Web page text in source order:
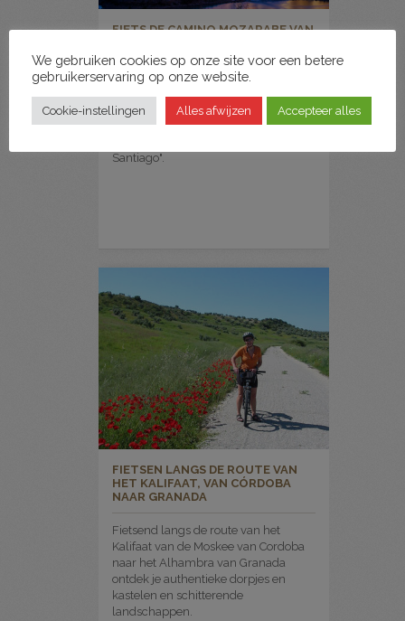
FIETS DE CAMINO MOZARABE VAN
Op deze fietstocht fiets je door het
olijfbomen en kliene dorpjes van
Granada naar Córdoba via de
Santiago".
FIETSEN LANGS DE ROUTE VAN
HET KALIFAAT, VAN CÓRDOBA
NAAR GRANADA
Fietsend langs de route van het
Kalifaat van de Moskee van Cordoba
naar het Alhambra van Granada
ontdek je authentieke dorpjes en
kastelen en schitterende
landschappen.
We gebruiken cookies op onze site voor een betere
gebruikerservaring op onze website.
Cookie-instellingen Alles afwijzen Accepteer alles